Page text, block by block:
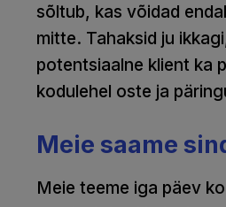
sõltub, kas võidad
mitte. Tahaksid ju
potentsiaalne klient ka
kodulehel oste ja
Meie saame
Meie teeme iga päev